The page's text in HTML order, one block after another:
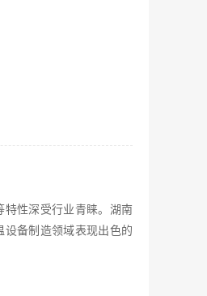
特性深受行业青睐。湖南
备制造领域表现出色的